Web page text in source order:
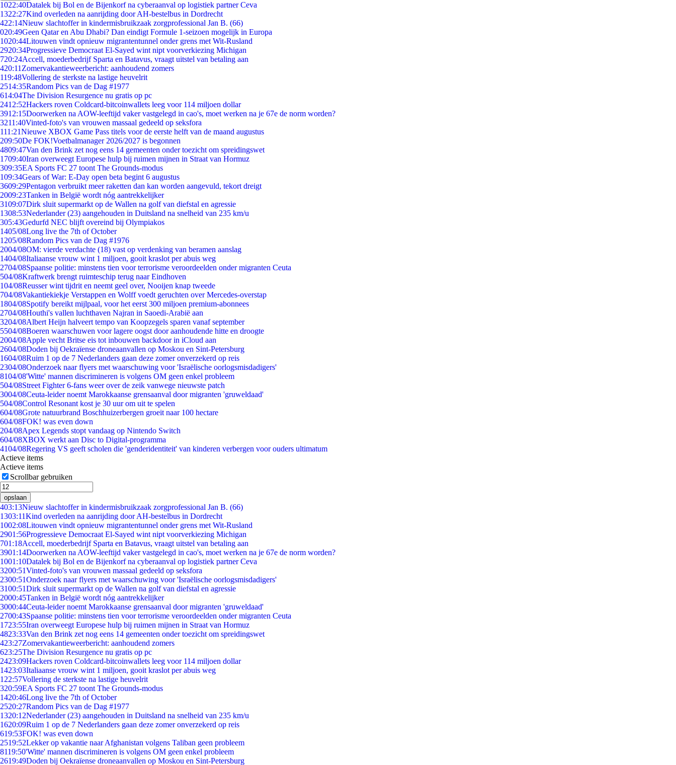
1022:40Datalek bij Bol en de Bijenkorf na cyberaanval op logistiek partner Ceva
1322:27Kind overleden na aanrijding door AH-bestelbus in Dordrecht
422:14Nieuw slachtoffer in kindermisbruikzaak zorgprofessional Jan B. (66)
020:49Geen Qatar en Abu Dhabi? Dan eindigt Formule 1-seizoen mogelijk in Europa
1020:44Litouwen vindt opnieuw migrantentunnel onder grens met Wit-Rusland
2920:34Progressieve Democraat El-Sayed wint nipt voorverkiezing Michigan
720:24Accell, moederbedrijf Sparta en Batavus, vraagt uitstel van betaling aan
420:11 Zomervakantieweerbericht: aanhoudend zomers
119:48Vollering de sterkste na lastige heuvelrit
2514:35Random Pics van de Dag #1977
614:04The Division Resurgence nu gratis op pc
2412:52Hackers roven Coldcard-bitcoinwallets leeg voor 114 miljoen dollar
3912:15Doorwerken na AOW-leeftijd vaker vastgelegd in cao's, moet werken na je 67e de norm worden?
3211:40Vinted-foto's van vrouwen massaal gedeeld op seksfora
111:21Nieuwe XBOX Game Pass titels voor de eerste helft van de maand augustus
209:50De FOK!Voetbalmanager 2026/2027 is begonnen
4809:47Van den Brink zet nog eens 14 gemeenten onder toezicht om spreidingswet
1709:40Iran overweegt Europese hulp bij ruimen mijnen in Straat van Hormuz
309:35EA Sports FC 27 toont The Grounds-modus
109:34Gears of War: E-Day open beta begint 6 augustus
3609:29Pentagon verbruikt meer raketten dan kan worden aangevuld, tekort dreigt
2009:23Tanken in België wordt nóg aantrekkelijker
3109:07Dirk sluit supermarkt op de Wallen na golf van diefstal en agressie
1308:53Nederlander (23) aangehouden in Duitsland na snelheid van 235 km/u
305:43Gedurfd NEC blijft overeind bij Olympiakos
1405/08Long live the 7th of October
1205/08Random Pics van de Dag #1976
2004/08OM: vierde verdachte (18) vast op verdenking van beramen aanslag
1404/08Italiaanse vrouw wint 1 miljoen, gooit kraslot per abuis weg
2704/08Spaanse politie: minstens tien voor terrorisme veroordeelden onder migranten Ceuta
504/08Kraftwerk brengt ruimteschip terug naar Eindhoven
104/08Reusser wint tijdrit en neemt geel over, Nooijen knap tweede
704/08Vakantiekiekje Verstappen en Wolff voedt geruchten over Mercedes-overstap
1804/08Spotify bereikt mijlpaal, voor het eerst 300 miljoen premium-abonnees
2704/08Houthi's vallen luchthaven Najran in Saoedi-Arabië aan
3204/08Albert Heijn halveert tempo van Koopzegels sparen vanaf september
5504/08Boeren waarschuwen voor lagere oogst door aanhoudende hitte en droogte
2004/08Apple vecht Britse eis tot inbouwen backdoor in iCloud aan
2604/08Doden bij Oekraïense droneaanvallen op Moskou en Sint-Petersburg
1604/08Ruim 1 op de 7 Nederlanders gaan deze zomer onverzekerd op reis
2304/08Onderzoek naar flyers met waarschuwing voor 'Israëlische oorlogsmisdadigers'
8104/08'Witte' mannen discrimineren is volgens OM geen enkel probleem
504/08Street Fighter 6-fans weer over de zeik vanwege nieuwste patch
3004/08Ceuta-leider noemt Marokkaanse grensaanval door migranten 'gruweldaad'
504/08Control Resonant kost je 30 uur om uit te spelen
604/08Grote natuurbrand Boschhuizerbergen groeit naar 100 hectare
604/08FOK! was even down
204/08Apex Legends stopt vandaag op Nintendo Switch
604/08XBOX werkt aan Disc to Digital-programma
4104/08Regering VS geeft scholen die 'genderidentiteit' van kinderen verbergen voor ouders ultimatum
Actieve items
Actieve items
Scrollbar gebruiken
opslaan
403:13Nieuw slachtoffer in kindermisbruikzaak zorgprofessional Jan B. (66)
1303:11Kind overleden na aanrijding door AH-bestelbus in Dordrecht
1002:08Litouwen vindt opnieuw migrantentunnel onder grens met Wit-Rusland
2901:56Progressieve Democraat El-Sayed wint nipt voorverkiezing Michigan
701:18Accell, moederbedrijf Sparta en Batavus, vraagt uitstel van betaling aan
3901:14Doorwerken na AOW-leeftijd vaker vastgelegd in cao's, moet werken na je 67e de norm worden?
1001:10Datalek bij Bol en de Bijenkorf na cyberaanval op logistiek partner Ceva
3200:51Vinted-foto's van vrouwen massaal gedeeld op seksfora
2300:51Onderzoek naar flyers met waarschuwing voor 'Israëlische oorlogsmisdadigers'
3100:51Dirk sluit supermarkt op de Wallen na golf van diefstal en agressie
2000:45Tanken in België wordt nóg aantrekkelijker
3000:44Ceuta-leider noemt Marokkaanse grensaanval door migranten 'gruweldaad'
2700:43Spaanse politie: minstens tien voor terrorisme veroordeelden onder migranten Ceuta
1723:55Iran overweegt Europese hulp bij ruimen mijnen in Straat van Hormuz
4823:33Van den Brink zet nog eens 14 gemeenten onder toezicht om spreidingswet
423:27Zomervakantieweerbericht: aanhoudend zomers
623:25The Division Resurgence nu gratis op pc
2423:09Hackers roven Coldcard-bitcoinwallets leeg voor 114 miljoen dollar
1423:03Italiaanse vrouw wint 1 miljoen, gooit kraslot per abuis weg
1 22:57Vollering de sterkste na lastige heuvelrit
320:59EA Sports FC 27 toont The Grounds-modus
1420:46Long live the 7th of October
2520:27Random Pics van de Dag #1977
1320:12Nederlander (23) aangehouden in Duitsland na snelheid van 235 km/u
1620:09Ruim 1 op de 7 Nederlanders gaan deze zomer onverzekerd op reis
619:53FOK! was even down
2519:52Lekker op vakantie naar Afghanistan volgens Taliban geen probleem
8119:50'Witte' mannen discrimineren is volgens OM geen enkel probleem
2619:49Doden bij Oekraïense droneaanvallen op Moskou en Sint-Petersburg